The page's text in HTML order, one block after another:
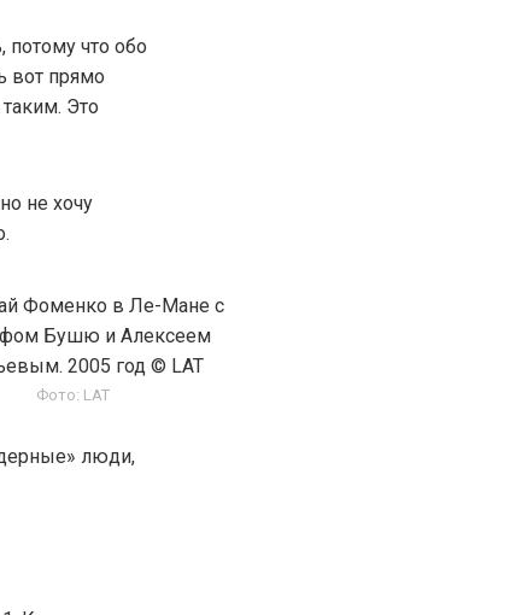
потому что обо
вот прямо
Это
не хочу
Фото: LAT
люди,